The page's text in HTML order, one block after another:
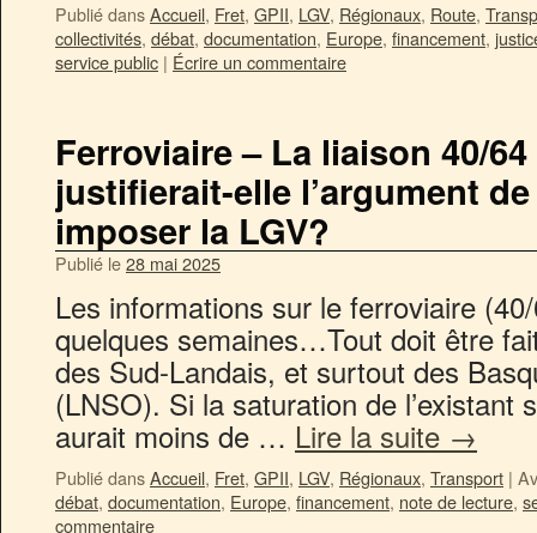
Publié dansAccueil, Fret, GPII, LGV, Régionaux, Route,
collectivités, débat, documentation, Europe, financement,
service public | Écrire un commentaire
Ferroviaire – La liaison 40/
justifierait-elle l’argument
imposer la LGV?
Publié le28 mai 2025
Les informations sur le ferroviaire
quelques semaines…Tout doit être
des Sud-Landais, et surtout des
(LNSO). Si la saturation de l’existant
aurait moins de … Lire la suite →
Publié dansAccueil, Fret, GPII, LGV, Régionaux, Transport |
débat, documentation, Europe, financement, note de lecture,
commentaire